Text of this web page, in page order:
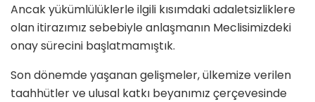
Ancak yükümlülüklerle ilgili kısımdaki adaletsizliklere
olan itirazımız sebebiyle anlaşmanın Meclisimizdeki
onay sürecini başlatmamıştık.
Son dönemde yaşanan gelişmeler, ülkemize verilen
taahhütler ve ulusal katkı beyanımız çerçevesinde